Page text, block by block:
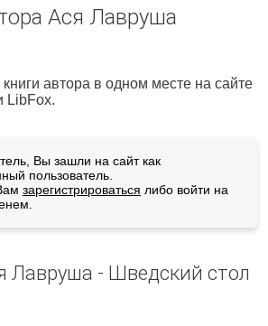
Ася Лавруша
автора в одном месте на сайте
LibFox.
Вы зашли на сайт как
пользователь.
зарегистрироваться либо войти на
Лавруша - Шведский стол